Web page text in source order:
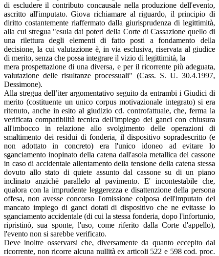
di escludere il contributo concausale nella produzione dell'evento,
ascritto all'imputato. Giova richiamare al riguardo, il principio di
diritto costantemente riaffermato dalla giurisprudenza di legittimità,
alla cui stregua "esula dai poteri della Corte di Cassazione quello di
una rilettura degli elementi di fatto posti a fondamento della
decisione, la cui valutazione è, in via esclusiva, riservata al giudice
di merito, senza che possa integrare il vizio di legittimità, la
mera prospettazione di una diversa, e per il ricorrente più adeguata,
valutazione delle risultanze processuali" (Cass. S. U. 30.4.1997,
Dessimone).
Alla stregua dell’iter argomentativo seguito da entrambi i Giudici di
merito (costituente un unico corpus motivazionale integrato) si era
ritenuto, anche in esito al giudizio cd. controfattuale, che, ferma la
verificata compatibilità tecnica dell'impiego dei ganci con chiusura
all'imbocco in relazione allo svolgimento delle operazioni di
smaltimento dei residui di fonderia, il dispositivo sopradescritto (e
non adottato in concreto) era l'unico idoneo ad evitare lo
sganciamento inopinato della catena dall'asola metallica del cassone
in caso di accidentale allentamento della tensione della catena stessa
dovuto allo stato di quiete assunto dal cassone su di un piano
inclinato anzichè parallelo al pavimento. E' incontestabile che,
qualora con la imprudente leggerezza e disattenzione della persona
offesa, non avesse concorso l'omissione colposa dell'imputato del
mancato impiego di ganci dotati di dispositivo che ne evitasse lo
sganciamento accidentale (di cui la stessa fonderia, dopo l'infortunio,
ripristinò, sua sponte, l'uso, come riferito dalla Corte d'appello),
l'evento non si sarebbe verificato.
Deve inoltre osservarsi che, diversamente da quanto eccepito dal
ricorrente, non ricorre alcuna nullità ex articoli 522 e 598 cod. proc.